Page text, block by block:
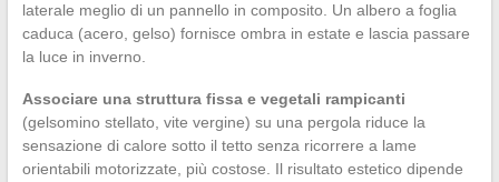
laterale meglio di un pannello in composito. Un albero a foglia
caduca (acero, gelso) fornisce ombra in estate e lascia passare
la luce in inverno.
Associare una struttura fissa e vegetali rampicanti
(gelsomino stellato, vite vergine) su una pergola riduce la
sensazione di calore sotto il tetto senza ricorrere a lame
orientabili motorizzate, più costose. Il risultato estetico dipende